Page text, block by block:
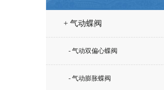
+ 气动蝶阀
- 气动双偏心蝶阀
- 气动膨胀蝶阀